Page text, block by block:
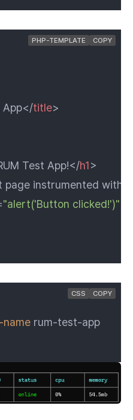
App</title>
Test App!</h1>
page instrumented with
"alert('Button clicked!')"
PHP-TEMPLATE COPY
name rum-test-app
CSS COPY